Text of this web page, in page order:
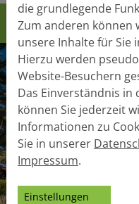
die grundlegende
Zum anderen können
unsere Inhalte für Sie
Hierzu werden
Website-Besuchern
Das Einverständnis in
können Sie jederzeit
Informationen zu
Sie in unserer
Impressum.
Einstellungen